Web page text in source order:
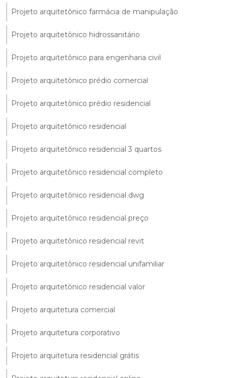
Projeto arquitetônico farmácia de manipulação
Projeto arquitetônico hidrossanitário
Projeto arquitetônico para engenharia civil
Projeto arquitetônico prédio comercial
Projeto arquitetônico prédio residencial
Projeto arquitetônico residencial
Projeto arquitetônico residencial 3 quartos
Projeto arquitetônico residencial completo
Projeto arquitetônico residencial dwg
Projeto arquitetônico residencial preço
Projeto arquitetônico residencial revit
Projeto arquitetônico residencial unifamiliar
Projeto arquitetônico residencial valor
Projeto arquitetura comercial
Projeto arquitetura corporativo
Projeto arquitetura residencial grátis